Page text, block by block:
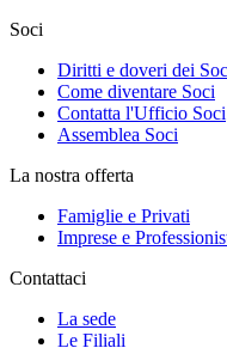
Soci
Diritti e doveri dei
Come diventare Soci
Contatta l'Ufficio Soci
Assemblea Soci
La nostra offerta
Famiglie e Privati
Imprese e
Contattaci
La sede
Le Filiali